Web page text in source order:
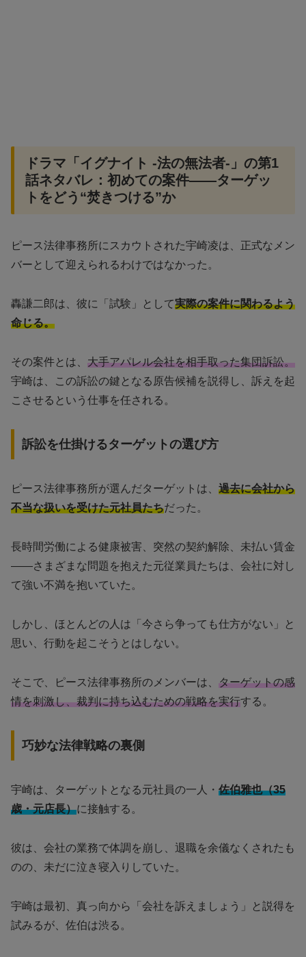
ドラマ「イグナイト -法の無法者-」の第1
話ネタバレ：初めての案件——ターゲッ
トをどう“焚きつける”か
ピース法律事務所にスカウトされた宇崎凌は、正式なメン
バーとして迎えられるわけではなかった。
轟謙二郎は、彼に「試験」として実際の案件に関わるよう
命じる。
その案件とは、 大手アパレル会社を相手取った集団訴訟。
宇崎は、この訴訟の鍵となる原告候補を説得し、訴えを起
こさせるという仕事を任される。
訴訟を仕掛けるターゲットの選び方
ピース法律事務所が選んだターゲットは、 過去に会社から
不当な扱いを受けた元社員たちだった。
長時間労働による健康被害、突然の契約解除、未払い賃金
——さまざまな問題を抱えた元従業員たちは、会社に対し
て強い不満を抱いていた。
しかし、ほとんどの人は「今さら争っても仕方がない」と
思い、行動を起こそうとはしない。
そこで、ピース法律事務所のメンバーは、 ターゲットの感
情を刺激し、裁判に持ち込むための戦略を実行する。
巧妙な法律戦略の裏側
宇崎は、ターゲットとなる元社員の一人・ 佐伯雅也（35
歳・元店長）に接触する。
彼は、会社の業務で体調を崩し、退職を余儀なくされたも
のの、未だに泣き寝入りしていた。
宇崎は最初、真っ向から「会社を訴えましょう」と説得を
試みるが、佐伯は渋る。